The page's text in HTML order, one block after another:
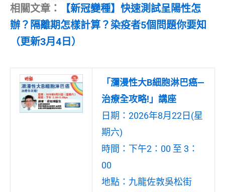
相關文章：
【新冠變種】快速測試呈陽性怎
辦？隔離期怎樣計算？染疫者5個問題你要知
（更新3月4日）
「瀰漫性大B細胞淋巴癌—
治療全攻略!」講座
日期：2026年8月22日(星
期六)
時間：下午2：00 至 3：
00
地點：九龍佐敦吳松街